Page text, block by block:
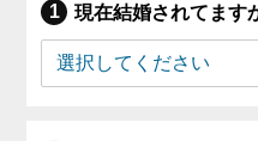
現在結婚されてます